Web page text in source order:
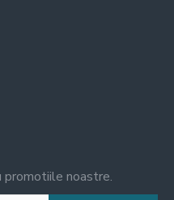
promotiile noastre.